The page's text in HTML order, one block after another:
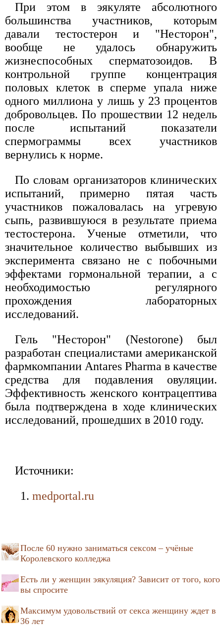
При этом в эякуляте абсолютного
большинства участников, которым
давали тестостерон и "Несторон",
вообще не удалось обнаружить
жизнеспособных сперматозоидов. В
контрольной группе концентрация
половых клеток в сперме упала ниже
одного миллиона у лишь у 23 процентов
добровольцев. По прошествии 12 недель
после испытаний показатели
спермограммы всех участников
вернулись к норме.
По словам организаторов клинических
испытаний, примерно пятая часть
участников пожаловалась на угревую
сыпь, развившуюся в результате приема
тестостерона. Ученые отметили, что
значительное количество выбывших из
эксперимента связано не с побочными
эффектами гормональной терапии, а с
необходимостью регулярного
прохождения лабораторных
исследований.
Гель "Несторон" (Nestorone) был
разработан специалистами американской
фармкомпании Antares Pharma в качестве
средства для подавления овуляции.
Эффективность женского контрацептива
была подтверждена в ходе клинических
исследований, прошедших в 2010 году.
Источники:
medportal.ru
После 60 нужно заниматься сексом – учёные
Королевского колледжа
Есть ли у женщин эякуляция? Зависит от того, кого
вы спросите
Максимум удовольствий от секса женщину ждет в
36 лет